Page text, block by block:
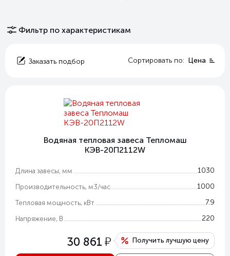
Фильтр по характеристикам
Сортировать по: Цена
Заказать подбор
Водяная тепловая завеса Тепломаш
КЭВ-20П2112W
Длина завесы, мм 1030
Производительность, м3/час 1000
Тепловая мощность, кВт 7.9
Напряжение, В 220
30 861 у Получить лучшую цену